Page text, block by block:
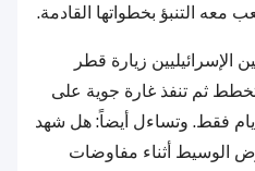
معه التنبؤ بخطواتها القادمة.
زيارة قطر
تخطط ثم تنفذ غارة جوية على
فقط. وتساءل أيضاً: هل شهد
الوسيط أثناء مفاوضات